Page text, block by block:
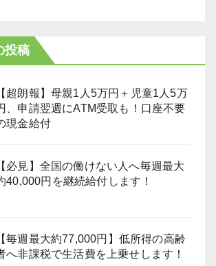
投稿
【超朗報】母親1人5万円＋児童1人5万
、申請翌週にATM受取も！口座不要
現金給付
【必見】全国の働けない人へ毎週最大
40,000円を継続給付します！
【毎週最大約77,000円】低所得の高齢
へ非課税で生活費を上乗せします！